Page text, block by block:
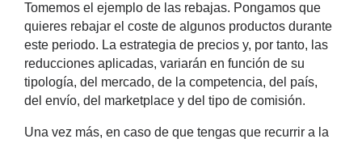
Tomemos el ejemplo de las rebajas. Pongamos que
quieres rebajar el coste de algunos productos durante
este periodo. La estrategia de precios y, por tanto, las
reducciones aplicadas, variarán en función de su
tipología, del mercado, de la competencia, del país,
del envío, del marketplace y del tipo de comisión.
Una vez más, en caso de que tengas que recurrir a la